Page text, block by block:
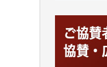
や解説記事、
ューは大袈
産だと思って
Windows7の
画できて、か